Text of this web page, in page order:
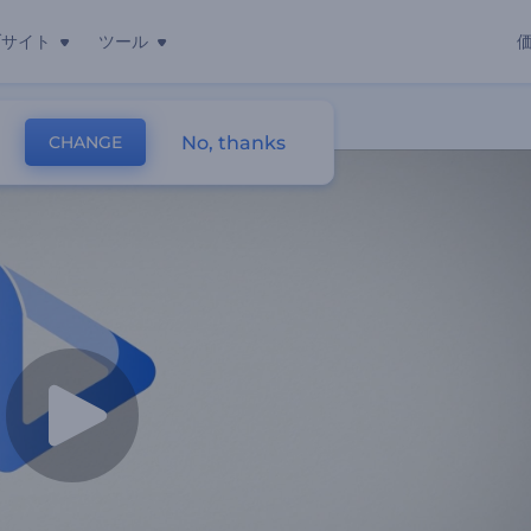
イト ツール
CHANGE No, thanks